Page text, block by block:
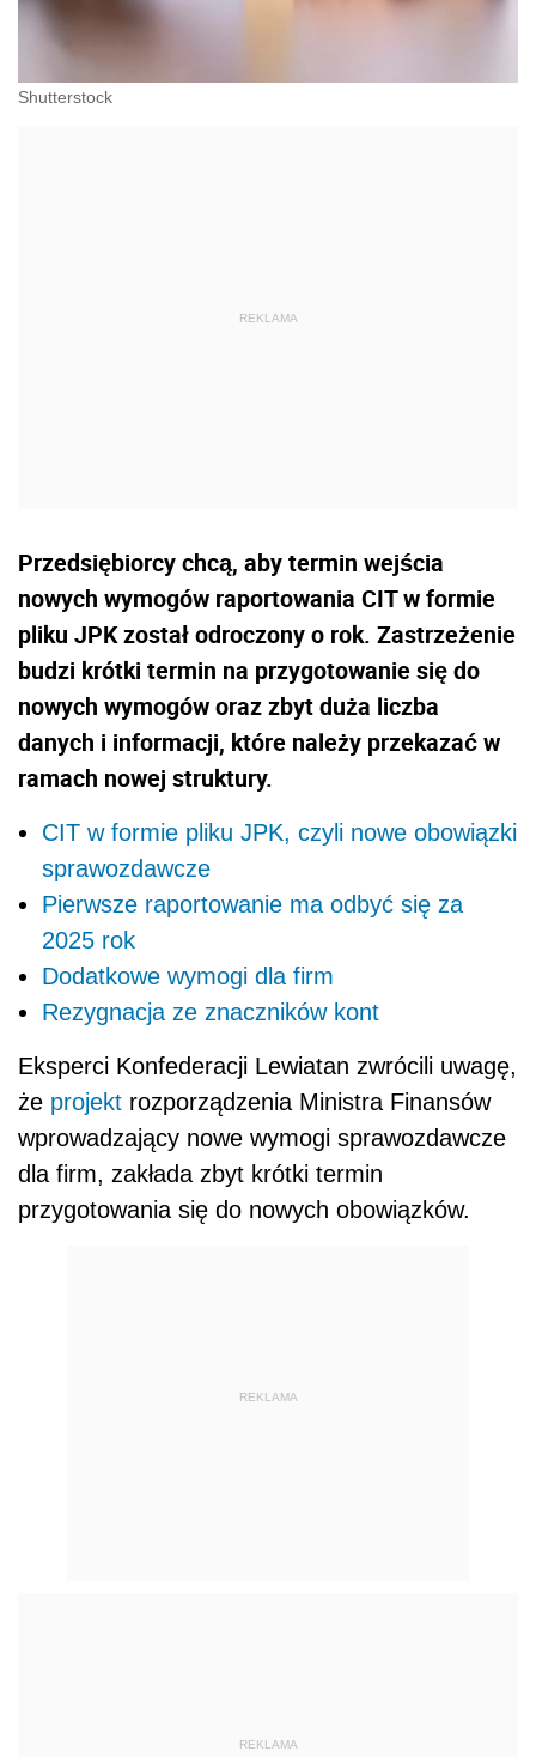
Shutterstock
Przedsiębiorcy chcą, aby termin wejścia
nowych wymogów raportowania CIT w formie
pliku JPK został odroczony o rok. Zastrzeżenie
budzi krótki termin na przygotowanie się do
nowych wymogów oraz zbyt duża liczba
danych i informacji, które należy przekazać w
ramach nowej struktury.
CIT w formie pliku JPK, czyli nowe obowiązki
sprawozdawcze
Pierwsze raportowanie ma odbyć się za
2025 rok
Dodatkowe wymogi dla firm
Rezygnacja ze znaczników kont
Eksperci Konfederacji Lewiatan zwrócili uwagę,
że projekt rozporządzenia Ministra Finansów
wprowadzający nowe wymogi sprawozdawcze
dla firm, zakłada zbyt krótki termin
przygotowania się do nowych obowiązków.
REKLAMA
REKLAMA